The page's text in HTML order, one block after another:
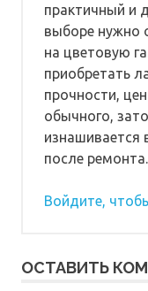
практичный и
выборе нужно
на цветовую
приобретать
прочности,
обычного,
изнашивается
после ремонта.
Войдите,
ОСТАВИТЬ